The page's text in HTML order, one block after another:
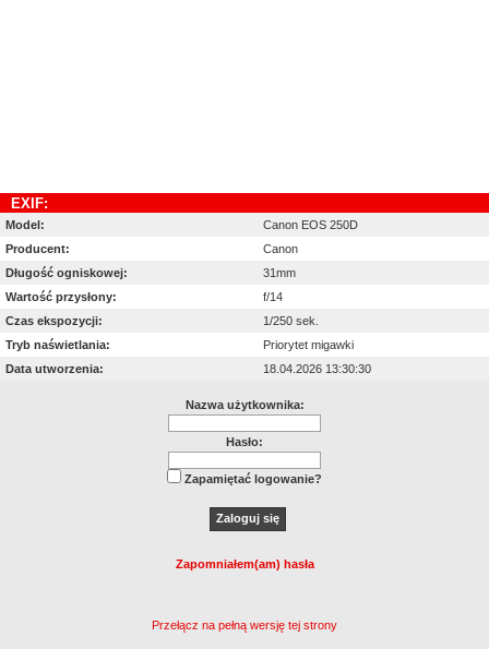
EXIF:
Model:
Canon EOS 250D
Producent:
Canon
Długość ogniskowej:
31mm
Wartość przysłony:
f/14
Czas ekspozycji:
1/250 sek.
Tryb naświetlania:
Priorytet migawki
Data utworzenia:
18.04.2026 13:30:30
Nazwa użytkownika:
Hasło:
Zapamiętać logowanie?
Zapomniałem(am) hasła
Przełącz na pełną wersję tej strony